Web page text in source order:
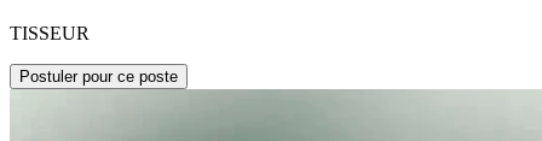
TISSEUR
Postuler pour ce poste